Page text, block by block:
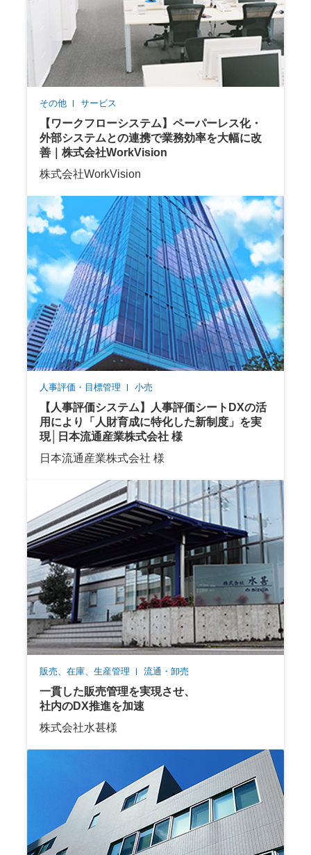
その他 サービス
【ワークフローシステム】ペーパーレス化・
外部システムとの連携で業務効率を大幅に改
善｜株式会社WorkVision
株式会社WorkVision
人事評価・目標管理 小売
【人事評価システム】人事評価シートDXの活
用により「人財育成に特化した新制度」を実
現│日本流通産業株式会社 様
日本流通産業株式会社 様
販売、在庫、生産管理 流通・卸売
一貫した販売管理を実現させ、
社内のDX推進を加速
株式会社水甚様